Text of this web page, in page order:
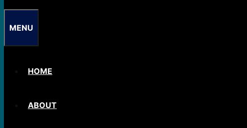
MENU
HOME
ABOUT